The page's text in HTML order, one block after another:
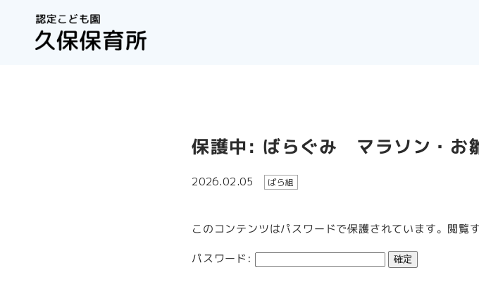
保護中: ばらぐみ マラソン・お
2026.02.05 ばら組
このコンテンツはパスワードで保護されています。閲覧
パスワード: